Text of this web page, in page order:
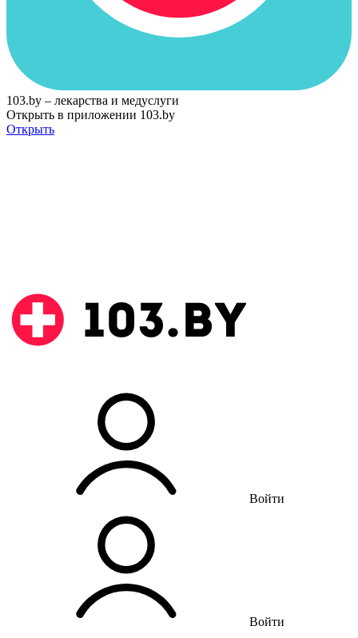
103.by – лекарства и медуслуги
Открыть в приложении 103.by
Открыть
Войти
Войти